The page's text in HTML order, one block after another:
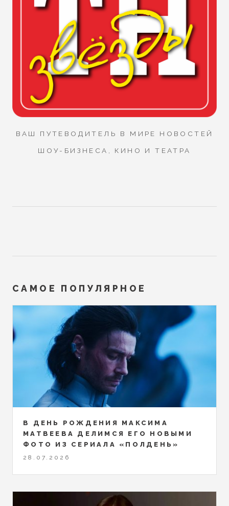
ВАШ ПУТЕВОДИТЕЛЬ В МИРЕ НОВОСТЕЙ
ШОУ-БИЗНЕСА, КИНО И ТЕАТРА
САМОЕ ПОПУЛЯРНОЕ
В ДЕНЬ РОЖДЕНИЯ МАКСИМА
МАТВЕЕВА ДЕЛИМСЯ ЕГО НОВЫМИ
ФОТО ИЗ СЕРИАЛА «ПОЛДЕНЬ»
28.07.2026